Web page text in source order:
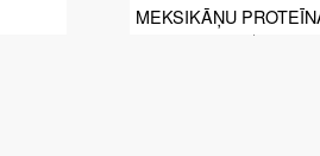
MEKSIKĀŅU